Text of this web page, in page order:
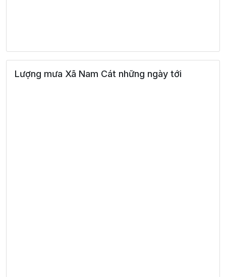
Lượng mưa Xã Nam Cát những ngày tới